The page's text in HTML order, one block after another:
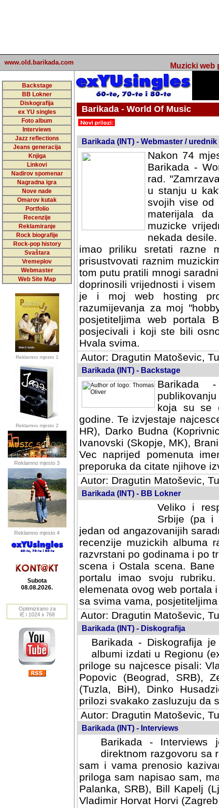
www.old.barikada.com Muzicki web
Backstage
BB Lokner
Diskografija
ex YU singles
Foto album
Interviews
Jazz reflections
Jeans generacija
Knjiga
Linkovi
Nadirov spomenar
Nagradna igra
Nove nade
Omarov kutak
Portfolio
Recenzije
Reklamiranje
Rock biografije
Rock-pop history
Svaštara
Vremeplov
Webmaster
Web Site Map
Reklamno mjesto 1
Reklamno mjesto 2
Reklamno mjesto 3
Reklamno mjesto 4
Subota
08.08.2026.
Optimizirano za
IE i 1024 x 768
Barikada - World Of Music
Barikada (INT) - Webmaster / urednik
Nakon 74
Barikada -
rad.
u stanju u
svojih vise od
materijala
muzicke
nekada
imao priliku sretati razne
prisustvovati raznim
tom putu pratili mnogi
doprinosili vrijednosti i
je i moj web hosting
razumijevanja za moj
posjetiteljima web portala
posjecivali i koji ste bili
Hvala svima.
Autor: Dragutin Matoševic,
Barikada (INT) - Backstage
Barikada
koja su se
godine. Te izvjestaje
HR), Darko Budna
Ivanovski (Skopje, MK),
Vec naprijed pomenuta
preporuka da citate njihove
Autor: Dragutin Matoševic,
Barikada (INT) - BB Lokner
Veliko i
Srbije (pa i
jedan od angazovanijih
recenzije muzickih albuma
razvrstani po godinama i po
scena i Ostala scena.
portalu imao svoju
elemenata ovog web portala
sa svima vama,
Autor: Dragutin Matoševic,
Barikada (INT) - Diskografija
Barikada - Diskografija
albumi izdati u Regionu
priloge su najcesce pisali:
Popovic (Beograd, SRB),
(Tuzla, BiH), Dinko
prilozi svakako zasluzuju da
Autor: Dragutin Matoševic,
Barikada (INT) - Interviews
Barikada -
direktnom razgovoru sa
sam i vama prenosio
priloga sam napisao sam,
Palanka, SRB), Bill Kapelj
Vladimir Horvat Horvi